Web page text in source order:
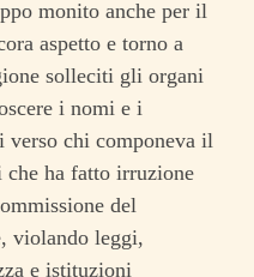
monito anche per il
aspetto e torno a
solleciti gli organi
i nomi e i
verso chi componeva il
ha fatto irruzione
del
violando leggi,
e istituzioni